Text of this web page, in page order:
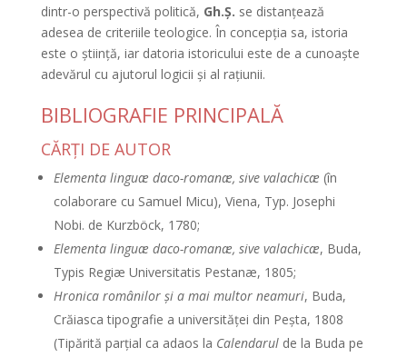
dintr-o perspectivă politică, Gh.Ş. se distanţează
adesea de criteriile teologice. În concepţia sa, istoria
este o ştiinţă, iar datoria istoricului este de a cunoaşte
adevărul cu ajutorul logicii şi al raţiunii.
BIBLIOGRAFIE PRINCIPALĂ
CĂRŢI DE AUTOR
Elementa linguæ daco-romanæ, sive valachicæ (în
colaborare cu Samuel Micu), Viena, Typ. Josephi
Nobi. de Kurzböck, 1780;
Elementa linguæ daco-romanæ, sive valachicæ, Buda,
Typis Regiæ Universitatis Pestanæ, 1805;
Hronica românilor şi a mai multor neamuri, Buda,
Crăiasca tipografie a universităţei din Peşta, 1808
(Tipărită parţial ca adaos la Calendarul de la Buda pe